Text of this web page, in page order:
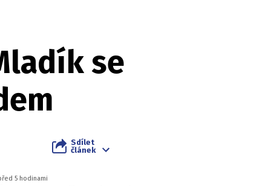
se
Sdílet
článek
5 hodinami